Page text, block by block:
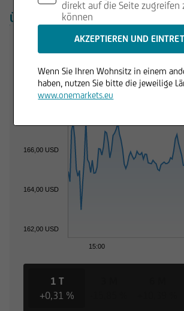
ÜBERSICHT PRODUKTE
15:00
162,00 USD
164,00 USD
166,00 USD
1 T
+0,31 %
in Rechtsordnungen genutzt
dies unzulässig ist.
direkt auf die Seite zugreifen
können
Wenn Sie Ihren Wohnsitz in einem
haben, nutzen Sie bitte die jeweilige
www.onemarkets.eu